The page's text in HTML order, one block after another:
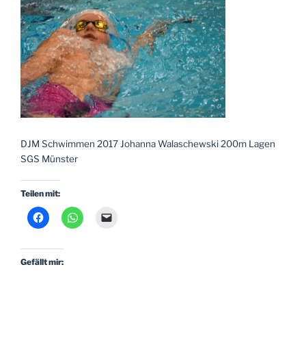
DJM Schwimmen 2017 Johanna Walaschewski 200m Lagen
SGS Münster
Teilen mit:
Gefällt mir: